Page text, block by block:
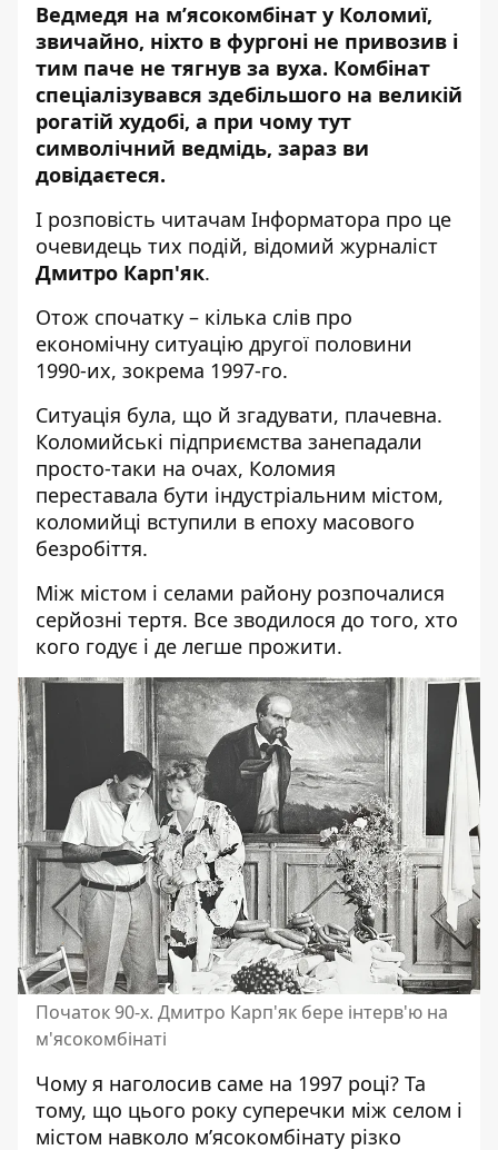
Ведмедя на м’ясокомбінат у Коломиї,
звичайно, ніхто в фургоні не привозив і
тим паче не тягнув за вуха. Комбінат
спеціалізувався здебільшого на великій
рогатій худобі, а при чому тут
символічний ведмідь, зараз ви
довідаєтеся.
І розповість читачам Інформатора про це
очевидець тих подій, відомий журналіст
Дмитро Карп'як.
Отож спочатку – кілька слів про
економічну ситуацію другої половини
1990-их, зокрема 1997-го.
Ситуація була, що й згадувати, плачевна.
Коломийські підприємства занепадали
просто-таки на очах, Коломия
переставала бути індустріальним містом,
коломийці вступили в епоху масового
безробіття.
Між містом і селами району розпочалися
серйозні тертя. Все зводилося до того, хто
кого годує і де легше прожити.
Початок 90-х. Дмитро Карп'як бере інтерв'ю на
м'ясокомбінаті
Чому я наголосив саме на 1997 році? Та
тому, що цього року суперечки між селом і
містом навколо м’ясокомбінату різко